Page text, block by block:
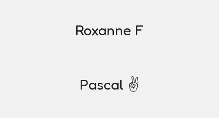
Roxanne F
Pascal ✌️